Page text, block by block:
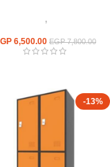
,
EGP7,800.00
6,500.00
-13%